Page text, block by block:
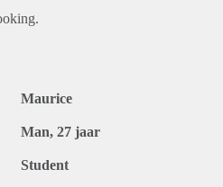
Maurice
Man, 27 jaar
Student